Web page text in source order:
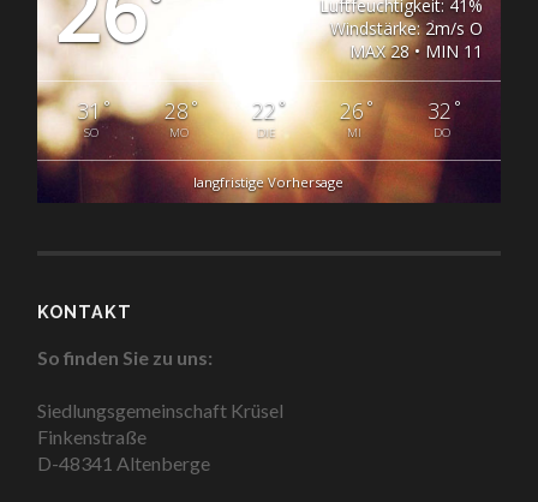
Luftfeuchtigkeit: 41%
Windstärke: 2m/s O
MAX 28 • MIN 11
31°
SO
28°
MO
22 °
DIE
26°
MI
32 °
DO
langfristige Vorhersage
KONTAKT
So finden Sie zu uns:
Siedlungsgemeinschaft Krüsel
Finkenstraße
D-48341 Altenberge